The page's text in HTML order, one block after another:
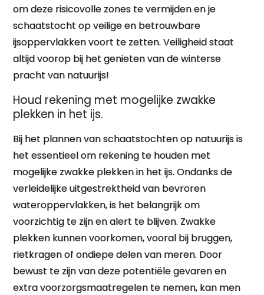
om deze risicovolle zones te vermijden en je
schaatstocht op veilige en betrouwbare
ijsoppervlakken voort te zetten. Veiligheid staat
altijd voorop bij het genieten van de winterse
pracht van natuurijs!
Houd rekening met mogelijke zwakke
plekken in het ijs.
Bij het plannen van schaatstochten op natuurijs is
het essentieel om rekening te houden met
mogelijke zwakke plekken in het ijs. Ondanks de
verleidelijke uitgestrektheid van bevroren
wateroppervlakken, is het belangrijk om
voorzichtig te zijn en alert te blijven. Zwakke
plekken kunnen voorkomen, vooral bij bruggen,
rietkragen of ondiepe delen van meren. Door
bewust te zijn van deze potentiële gevaren en
extra voorzorgsmaatregelen te nemen, kan men